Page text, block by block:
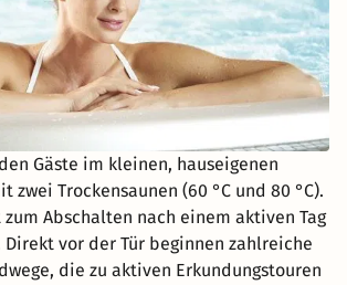
Gäste im kleinen, hauseigenen
zwei Trockensaunen (60 °C und 80 °C).
Abschalten nach einem aktiven Tag
vor der Tür beginnen zahlreiche
die zu aktiven Erkundungstouren